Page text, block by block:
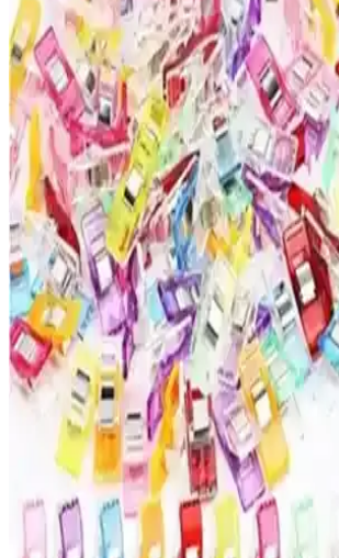
özellikleri, kullanıcı yorumları ve avantajlarıyla
uygun olduğunu keşfedin.
Adel Sakura ve NaSaDAN Pati Silgi
Karşılaştırması: Özellikleri ve
Adel Sakura ve NaSaDAN Pati Silgi'nin
yorumlarını ve karşılaştırmalarını detaylı
uygun en iyi silgiyi seçmenize yardımcı
Palmiye Hobi Sanat ve Wombhobby
Sayılarla Boyama Setlerinin
İki farklı sayılarla boyama seti olan Palmiye
Wombhobby Neo Felsefe'nin özellikleri ve
detaylı karşılaştırması, sanatsal becerilerin
atmaya yönelik avantajları anlatılıyor.
Palmiye Hobi Sanat ve Tabdiko
Setleri Karşılaştırması ve Özellikleri
İki popüler sayılarla boyama setinin detaylı
ve kullanıcı yorumlarıyla en iyi seçimi
Umix Telli Plastik Dosya Mavi 50'li
Kullanımı İçin Uygun